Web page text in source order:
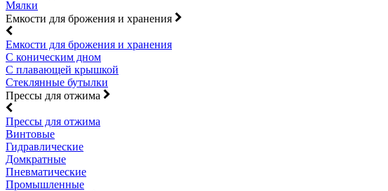
Мялки
Емкости для брожения и хранения
Емкости для брожения и хранения
С коническим дном
С плавающей крышкой
Стеклянные бутылки
Прессы для отжима
Прессы для отжима
Винтовые
Гидравлические
Домкратные
Пневматические
Промышленные